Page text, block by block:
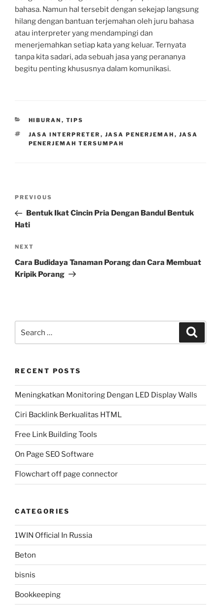
bahasa. Namun hal tersebit dengan sekejap langsung
hilang dengan bantuan terjemahan oleh juru bahasa
atau interpreter yang mendampingi dan
menerjemahkan setiap kata yang keluar. Ternyata
tanpa kita sadari, ada sebuah jasa yang perananya
begitu penting khususnya dalam komunikasi.
CATEGORIES
HIBURAN , TIPS
TAGS
JASA INTERPRETER , JASA PENERJEMAH , JASA
PENERJEMAH TERSUMPAH
Previous
Post
PREVIOUS
Bentuk Ikat Cincin Pria Dengan Bandul Bentuk
Hati
Next
Post
NEXT
Cara Budidaya Tanaman Porang dan Cara Membuat
Kripik Porang
for:
RECENT POSTS
Meningkatkan Monitoring Dengan LED Display Walls
Ciri Backlink Berkualitas HTML
Free Link Building Tools
On Page SEO Software
Flowchart off page connector
CATEGORIES
1WIN Official In Russia
Beton
bisnis
Bookkeeping